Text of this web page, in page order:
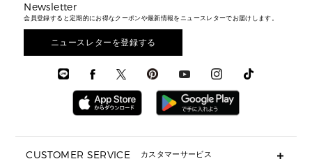
ウェア
アクセサリー
メンズ バッグ
メンズ 財布・小物
メンズ シューズ
メンズ ウェア
メンズ 時計・その他
メンズ財布・小物
メンズアクセサリー
メンズウェア
3 IN 1 / 2 IN 1 バッグ
▶ メンズすべて
▶ メンズすべて
▶ バッグすべて
通勤・通学アイテム
3 IN 1 バッグ
ミニ財布・フラグメントケース
財布・小物
時計・ジュエリー
アクセサリー
エディターレビュー
Newsletter
会員登録すると定期的にお得なクーポンや最新情報をニュースレターでお届けします。
ニュースレターを登録する
CUSTOMER SERVICE カスタマーサービス